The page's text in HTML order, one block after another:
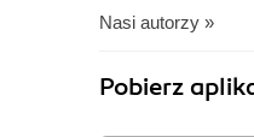
Nasi autorzy »
Pobierz